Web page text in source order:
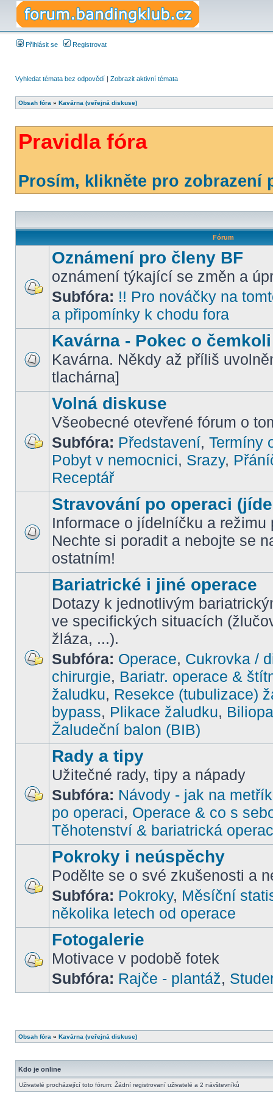
Přihlásit se Registrovat
Vyhledat témata bez odpovědí | Zobrazit aktivní témata
Obsah fóra » Kavárna (veřejná diskuse)
Pravidla fóra
Prosím, klikněte pro zobrazení
Fórum
Oznámení pro členy BF
oznámení týkající se změn a
Subfóra: !! Pro nováčky na
a připomínky k chodu fora
Kavárna - Pokec o čemkoli
Kavárna. Někdy až příliš
tlachárna]
Volná diskuse
Všeobecné otevřené fórum o
Subfóra: Představení, Termíny
Pobyt v nemocnici, Srazy,
Receptář
Stravování po operaci
Informace o jídelníčku a režimu
Nechte si poradit a nebojte se
ostatním!
Bariatrické i jiné operace
Dotazy k jednotlivým
ve specifických situacích
žláza, ...).
Subfóra: Operace, Cukrovka /
chirurgie, Bariatr. operace &
žaludku, Resekce (tubulizace)
bypass, Plikace žaludku,
Žaludeční balon (BIB)
Rady a tipy
Užitečné rady, tipy a nápady
Subfóra: Návody - jak na
po operaci, Operace & co s
Těhotenství & bariatrická
Pokroky i neúspěchy
Podělte se o své zkušenosti a
Subfóra: Pokroky, Měsíční
několika letech od operace
Fotogalerie
Motivace v podobě fotek
Subfóra: Rajče - plantáž,
Obsah fóra » Kavárna (veřejná diskuse)
Kdo je online
Uživatelé procházející toto fórum: Žádní registrovaní uživatelé a 2 návštevníků